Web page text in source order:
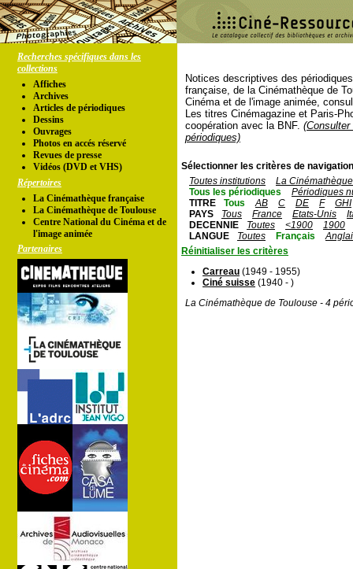
Recherches spécifiques dans les
collections
Affiches
Archives
Articles de périodiques
Dessins
Ouvrages
Photos en accés réservé
Revues de presse
Vidéos (DVD et VHS)
Répertoires
La Cinémathèque française
La Cinémathèque de Toulouse
Centre National du Cinéma et de
l'image animée
Partenaires
Notices descriptives des
française, de la Cinémathèque de
Cinéma et de l'image animée,
Les titres Cinémagazine et Paris-
coopération avec la BNF.
périodiques)
Sélectionner les critères de
Toutes institutions
La
Tous les périodiques
Périodiques
TITRE
Tous AB C DE F
GHI
PAYS
Tous France Etats-Unis
DECENNIE
Toutes <1900
1900
LANGUE
Toutes Français
Réinitialiser les critères
Carreau (1949 - 1955)
Ciné suisse (1940 - )
La Cinémathèque de Toulouse - 4